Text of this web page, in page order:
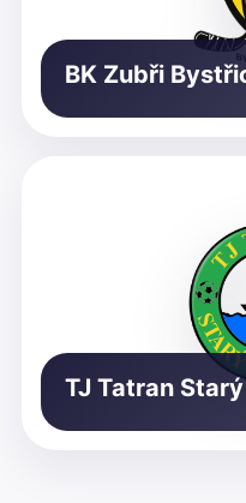
BK Zubři
TJ Tatran